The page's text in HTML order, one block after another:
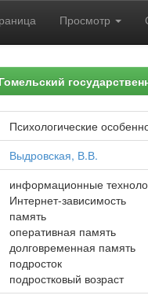
Просмотр
Психологические
Выдровская, В.В.
информационные
Интернет-зависимость
память
оперативная память
долговременная память
подросток
подростковый возраст